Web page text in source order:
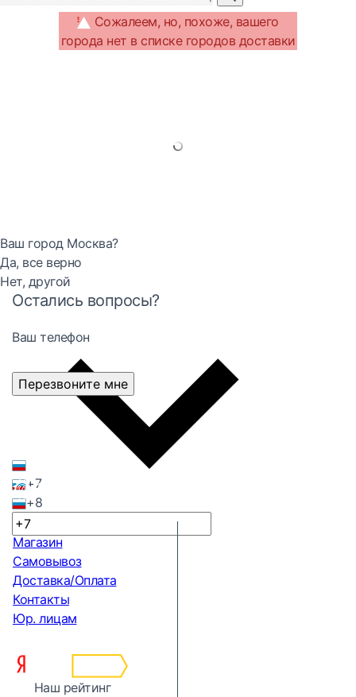
Сожалеем, но, похоже, вашего
города нет в списке городов доставки
Ваш город Москва?
Да, все верно
Нет, другой
Остались вопросы?
Ваш телефон
+7
+8
Перезвоните мне
Магазин
Самовывоз
Доставка/Оплата
Контакты
Юр. лицам
Наш рейтинг